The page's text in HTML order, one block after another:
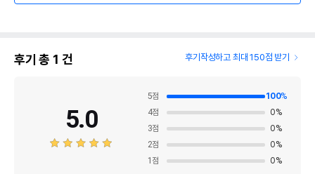
후기 총 1 건 후기작성하고 최대 150점 받기
5.0
5점 100%
4점 0%
3점 0%
2점 0%
1 점 0%